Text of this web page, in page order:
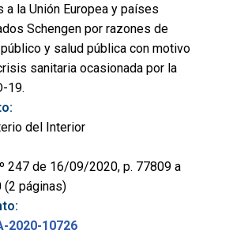
a la Unión Europea y países
Schengen por razones de
y salud pública con motivo
sanitaria ocasionada por la
19.
del Interior
247 de 16/09/2020, p. 77809 a
(2 páginas)
2020-10726